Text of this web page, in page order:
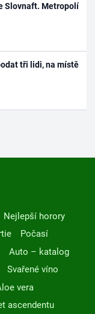
Slovnaft. Metropolí
tři lidi, na místě
Nejlepší horory
Počasí
Auto – katalog
Svařené víno
vera
ascendentu